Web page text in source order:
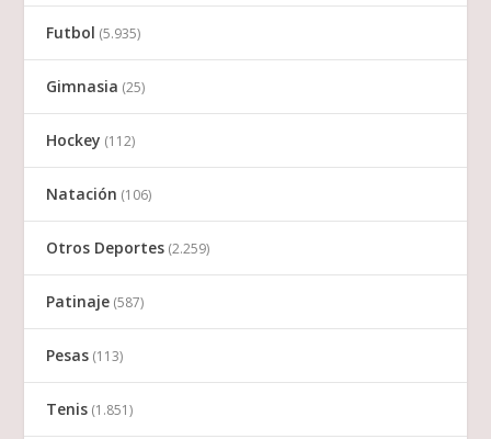
Futbol (5.935)
Gimnasia (25)
Hockey (112)
Natación (106)
Otros Deportes (2.259)
Patinaje (587)
Pesas (113)
Tenis (1.851)